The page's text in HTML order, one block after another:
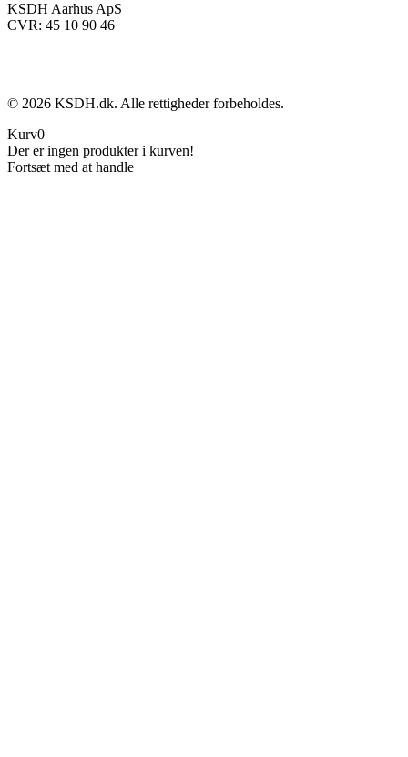
KSDH Aarhus ApS
CVR: 45 10 90 46
© 2026 KSDH.dk. Alle rettigheder forbeholdes.
Kurv0
Der er ingen produkter i kurven!
Fortsæt med at handle